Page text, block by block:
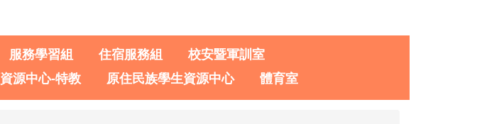
服務學習組 住宿服務組
校安暨軍訓室
源中心-特教 原住民族學生資源中心 體育室